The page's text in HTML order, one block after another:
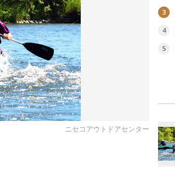
ニセコアウトドアセンター
3
4
5